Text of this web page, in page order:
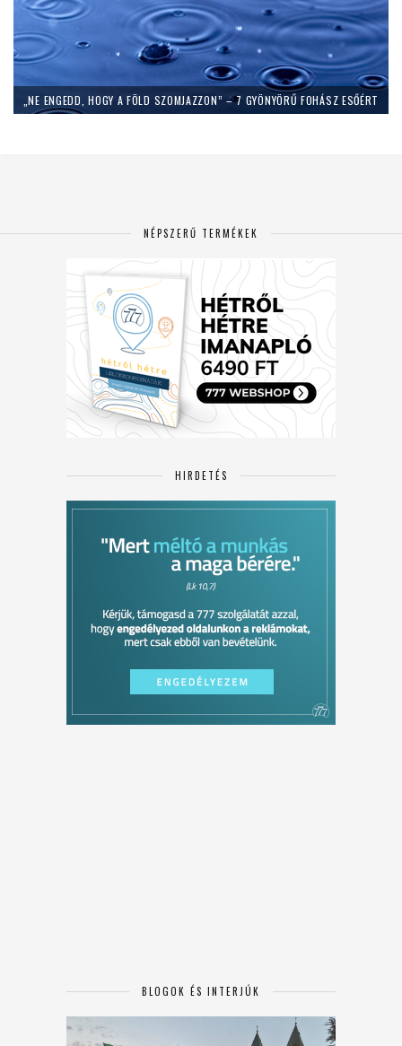
„NE ENGEDD, HOGY A FÖLD SZOMJAZZON” – 7 GYÖNYÖRŰ FOHÁSZ ESŐÉRT
NÉPSZERŰ TERMÉKEK
HIRDETÉS
BLOGOK ÉS INTERJÚK